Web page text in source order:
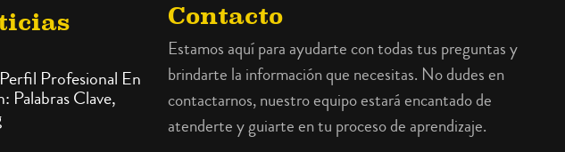
Profesional En
Palabras Clave,
Contacto
Estamos aquí para ayudarte con todas tus preguntas y
brindarte la información que necesitas. No dudes en
contactarnos, nuestro equipo estará encantado de
atenderte y guiarte en tu proceso de aprendizaje.